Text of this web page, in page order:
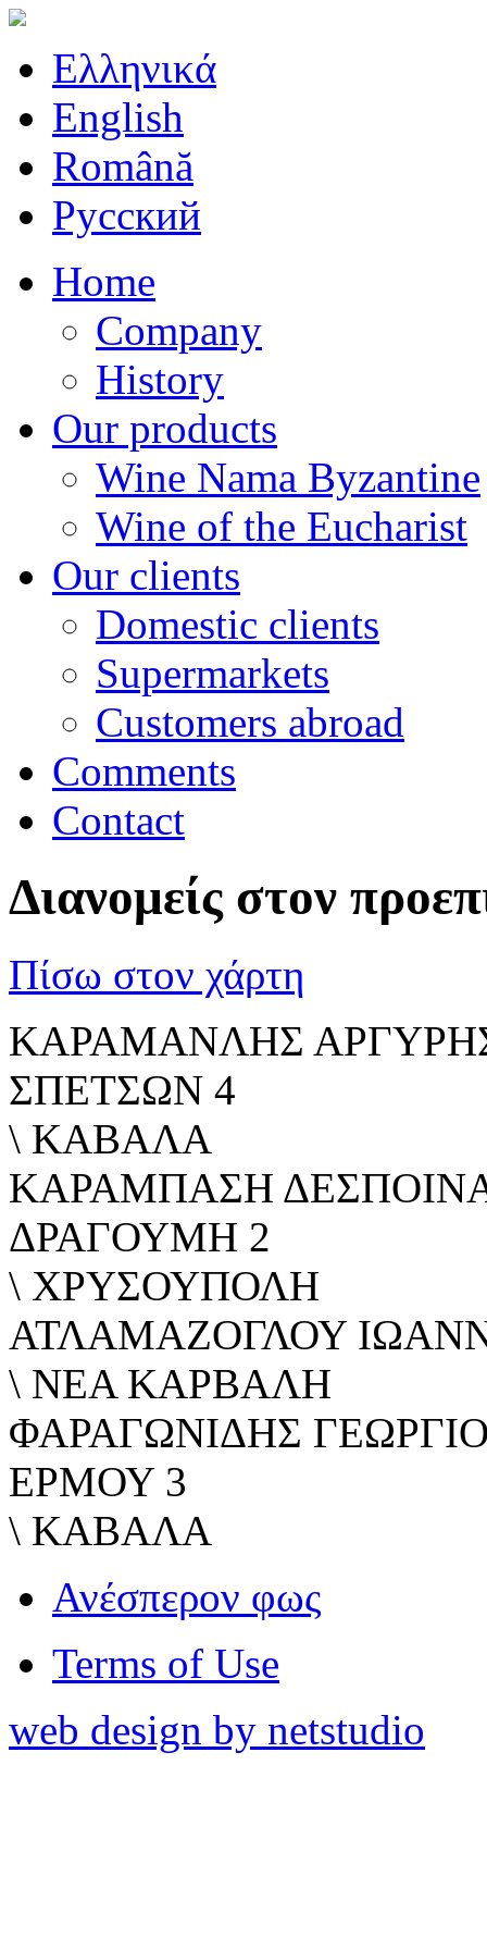
Ελληνικά
English
Română
Русский
Home
Company
History
Our products
Wine Nama Byzantine
Wine of the Eucharist
Our clients
Domestic clients
Supermarkets
Customers abroad
Comments
Contact
Διανομείς στον
Πίσω στον χάρτη
ΚΑΡΑΜΑΝΛΗΣ
ΣΠΕΤΣΩΝ 4
\ ΚΑΒΑΛΑ
ΚΑΡΑΜΠΑΣΗ
ΔΡΑΓΟΥΜΗ 2
\ ΧΡΥΣΟΥΠΟΛΗ
ΑΤΛΑΜΑΖΟΓΛΟΥ
\ ΝEA ΚAΡΒΑΛΗ
ΦΑΡΑΓΩΝΙΔΗΣ
ΕΡΜΟΥ 3
\ ΚΑΒΑΛΑ
Ανέσπερον φως
Terms of Use
web design by netstudio